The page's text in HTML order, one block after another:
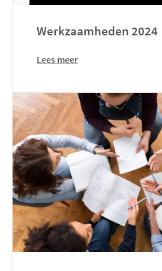
Werkzaamheden 2024
Lees meer